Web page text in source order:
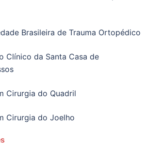
Brasileira de Trauma Ortopédico
Clínico da Santa Casa de
Cirurgia do Quadril
Cirurgia do Joelho